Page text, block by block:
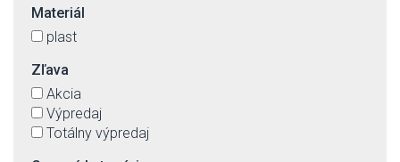
Materiál
plast
Zľava
Akcia
Výpredaj
Totálny výpredaj